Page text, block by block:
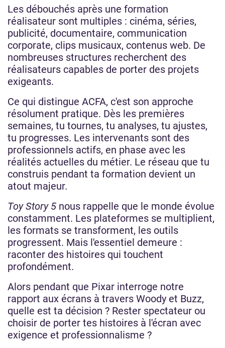
Les débouchés après une formation
réalisateur sont multiples : cinéma, séries,
publicité, documentaire, communication
corporate, clips musicaux, contenus web. De
nombreuses structures recherchent des
réalisateurs capables de porter des projets
exigeants.
Ce qui distingue ACFA, c'est son approche
résolument pratique. Dès les premières
semaines, tu tournes, tu analyses, tu ajustes,
tu progresses. Les intervenants sont des
professionnels actifs, en phase avec les
réalités actuelles du métier. Le réseau que tu
construis pendant ta formation devient un
atout majeur.
Toy Story 5 nous rappelle que le monde évolue
constamment. Les plateformes se multiplient,
les formats se transforment, les outils
progressent. Mais l'essentiel demeure :
raconter des histoires qui touchent
profondément.
Alors pendant que Pixar interroge notre
rapport aux écrans à travers Woody et Buzz,
quelle est ta décision ? Rester spectateur ou
choisir de porter tes histoires à l'écran avec
exigence et professionnalisme ?